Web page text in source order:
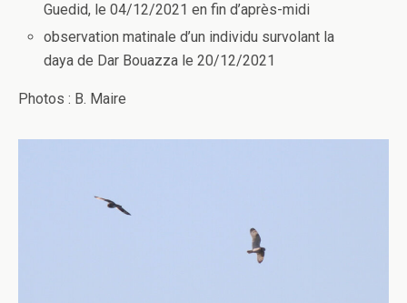
Guedid, le 04/12/2021 en fin d’après-midi
observation matinale d’un individu survolant la
daya de Dar Bouazza le 20/12/2021
Photos : B. Maire